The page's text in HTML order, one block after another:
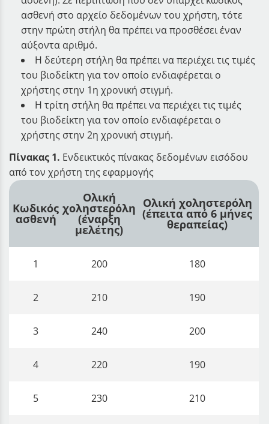
ασθενή στο αρχείο δεδομένων του χρήστη, τότε
στην πρώτη στήλη θα πρέπει να προσθέσει έναν
αύξοντα αριθμό.
Η δεύτερη στήλη θα πρέπει να περιέχει τις τιμές
του βιοδείκτη για τον οποίο ενδιαφέρεται ο
χρήστης στην 1η χρονική στιγμή.
Η τρίτη στήλη θα πρέπει να περιέχει τις τιμές
του βιοδείκτη για τον οποίο ενδιαφέρεται ο
χρήστης στην 2η χρονική στιγμή.
Πίνακας 1. Ενδεικτικός πίνακας δεδομένων εισόδου
από τον χρήστη της εφαρμογής
Κωδικός
ασθενή
Ολική
χοληστερόλη
(έναρξη
μελέτης)
Ολική χοληστερόλη
(έπειτα από 6 μήνες
θεραπείας)
1 200 180
2 210 190
3 240 200
4 220 190
5 230 210